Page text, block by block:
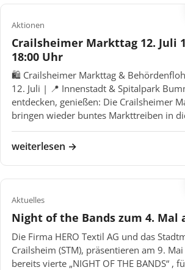
Aktionen
Crailsheimer Markttag 12. Juli
18:00 Uhr
🛍️ Crailsheimer Markttag &
12. Juli | 📍 Innenstadt & Spitalpark
entdecken, genießen: Die Crailsheimer
bringen wieder buntes Markttreiben in
weiterlesen →
Aktuelles
Night of the Bands zum 4. Mal
Die Firma HERO Textil AG und das
Crailsheim (STM), präsentieren am 9.
bereits vierte „NIGHT OF THE BANDS“ ,